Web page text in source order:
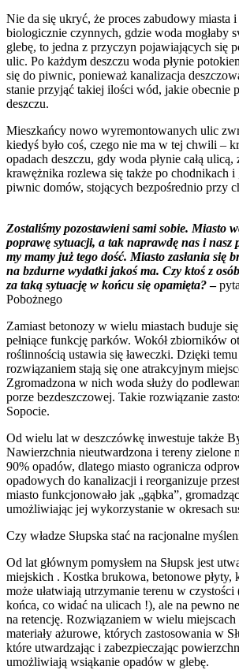
Nie da się ukryć, że proces zabudowy miasta
biologicznie czynnych, gdzie woda mogłaby
glebę, to jedna z przyczyn pojawiających się
ulic. Po każdym deszczu woda płynie
się do piwnic, ponieważ kanalizacja
stanie przyjąć takiej ilości wód, jakie obecnie
deszczu.
Mieszkańcy nowo wyremontowanych ulic
kiedyś było coś, czego nie ma w tej chwili –
opadach deszczu, gdy woda płynie całą
krawężnika rozlewa się także po chodnikach i
piwnic domów, stojących bezpośrednio przy
Zostaliśmy pozostawieni sami sobie. Miasto
poprawę sytuacji, a tak naprawdę nas i nasz
my mamy już tego dość. Miasto zasłania się
na bzdurne wydatki jakoś ma. Czy ktoś z
za taką sytuację w końcu się opamięta?–
Pobożnego
Zamiast betonozy w wielu miastach buduje
pełniące funkcję parków. Wokół zbiorników
roślinnością ustawia się ławeczki. Dzięki
rozwiązaniem stają się one atrakcyjnym
Zgromadzona w nich woda służy do
porze bezdeszczowej. Takie rozwiązanie
Sopocie.
Od wielu lat w deszczówkę inwestuje także
Nawierzchnia nieutwardzona i tereny zielone
90% opadów, dlatego miasto ogranicza
opadowych do kanalizacji i reorganizuje
miasto funkcjonowało jak „gąbka”,
umożliwiając jej wykorzystanie w okresach
Czy władze Słupska stać na racjonalne
Od lat głównym pomysłem na Słupsk jest
miejskich . Kostka brukowa, betonowe płyty,
może ułatwiają utrzymanie terenu w czystości
końca, co widać na ulicach !), ale na pewno
na retencję. Rozwiązaniem w wielu
materiały ażurowe, których zastosowania w
które utwardzając i zabezpieczając
umożliwiają wsiąkanie opadów w glebę.